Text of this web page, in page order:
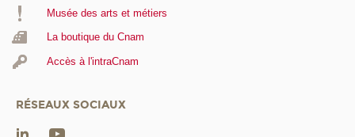
Musée des arts et métiers
La boutique du Cnam
Accès à l'intraCnam
RÉSEAUX SOCIAUX